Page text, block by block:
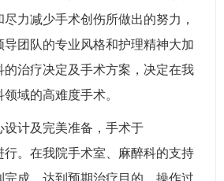
力减少手术创伤所做出的努力，
导团队的专业风格和护理精神大加
的治疗决定及手术方案，决定在我
域的高难度手术。
计及完美准备，手术于
行。在我院手术室、麻醉科的支持
成、达到预期治疗目的、操作过